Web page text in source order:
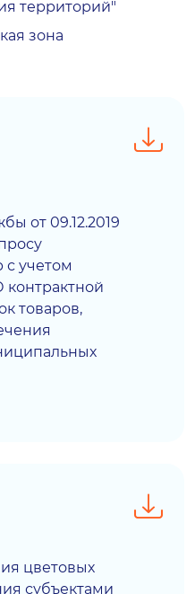
территорий"
зона
от 09.12.2019
с учетом
товаров,
цветовых
субъектами